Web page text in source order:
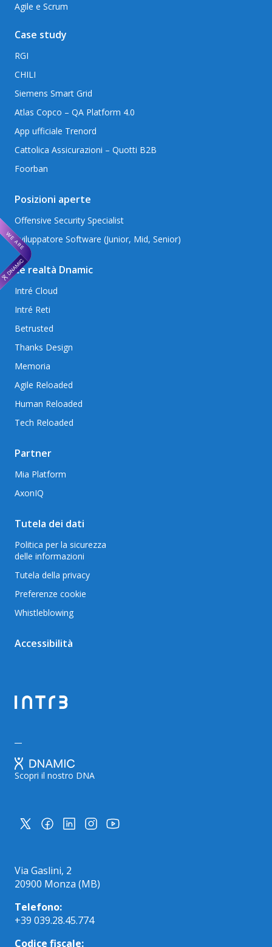
Agile e Scrum
Case study
RGI
CHILI
Siemens Smart Grid
Atlas Copco – QA Platform 4.0
App ufficiale Trenord
Cattolica Assicurazioni – Quotti B2B
Foorban
Posizioni aperte
Offensive Security Specialist
Sviluppatore Software (Junior, Mid, Senior)
Le realtà Dnamic
Intré Cloud
Intré Reti
Betrusted
Thanks Design
Memoria
Agile Reloaded
Human Reloaded
Tech Reloaded
Partner
Mia Platform
AxonIQ
Tutela dei dati
Politica per la sicurezza
delle informazioni
Tutela della privacy
Preferenze cookie
Whistleblowing
Accessibilità
Scopri il nostro DNA
Via Gaslini, 2
20900 Monza (MB)
Telefono:
+39 039.28.45.774
Codice fiscale: